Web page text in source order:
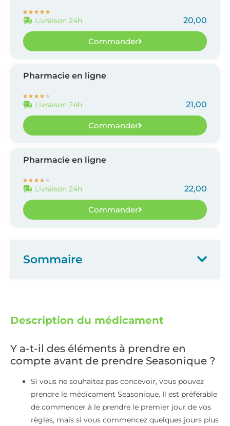
    
Livraison 24h 20,00
Commander
Pharmacie en ligne
    
Livraison 24h 21,00
Commander
Pharmacie en ligne
    
Livraison 24h 22,00
Commander
Description du médicament
Y a-t-il des éléments à prendre en
compte avant de prendre Seasonique ?
Si vous ne souhaitez pas concevoir, vous pouvez
prendre le médicament Seasonique. Il est préférable
de commencer à le prendre le premier jour de vos
règles, mais si vous commencez quelques jours plus
Sommaire